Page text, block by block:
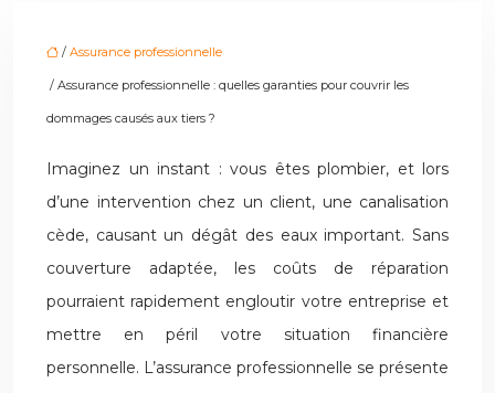
/ Assurance professionnelle
/ Assurance professionnelle : quelles garanties pour couvrir les
dommages causés aux tiers ?
Imaginez un instant : vous êtes plombier, et lors
d’une intervention chez un client, une canalisation
cède, causant un dégât des eaux important. Sans
couverture adaptée, les coûts de réparation
pourraient rapidement engloutir votre entreprise et
mettre en péril votre situation financière
personnelle. L’assurance professionnelle se présente